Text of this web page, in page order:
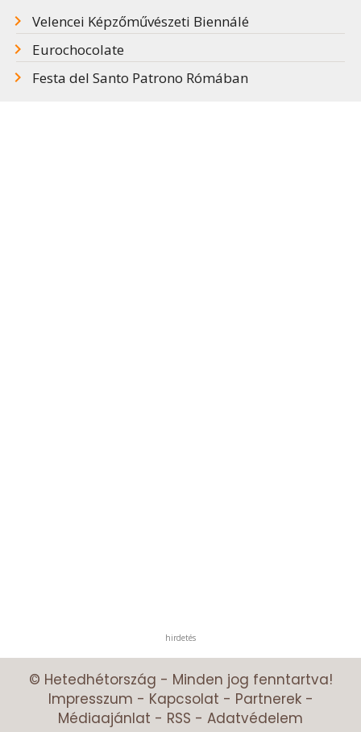
Velencei Képzőművészeti Biennálé
Eurochocolate
Festa del Santo Patrono Rómában
hirdetés
© Hetedhétország - Minden jog fenntartva!
Impresszum - Kapcsolat - Partnerek-
Médiaajánlat - RSS - Adatvédelem